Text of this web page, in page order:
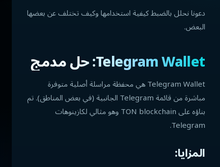
دعونا نحلل بالضبط كيفية استخدامها وكيف تختلف عن بعضها
البعض.
Telegram Wallet: حل مدمج
Telegram Wallet هي محفظة مراسلة أصلية متوفرة
مباشرة من قائمة Telegram الجانبية (في بعض المناطق). تم
بناؤه على TON blockchain وهو مثالي لكازينوهات
Telegram.
المزايا: